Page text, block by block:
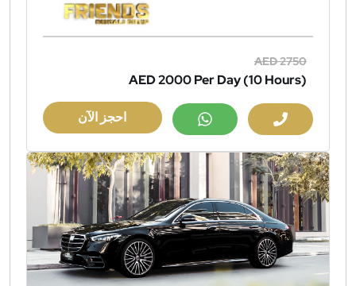
AED 2750
AED 2000Per Day (10 Hours)
احجز الآن